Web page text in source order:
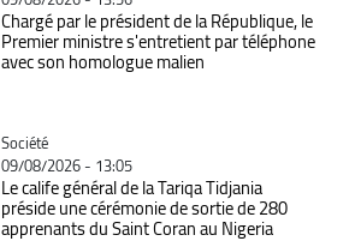
Chargé par le président de la République, le
Premier ministre s'entretient par téléphone
avec son homologue malien
Catégorie
Société
09/08/2026 - 13:05
Le calife général de la Tariqa Tidjania
préside une cérémonie de sortie de 280
apprenants du Saint Coran au Nigeria